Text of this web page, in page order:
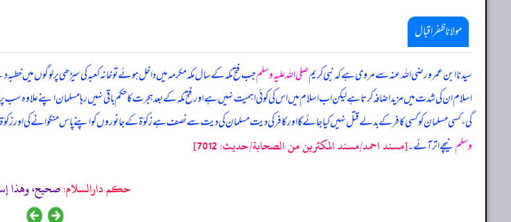
مولانا ظفر اقبال
سیدنا ابن عمرو رضی اللہ عنہ سے مروی ہے کہ نبی کریمصلی اللہ علیہ وسلمجب فتح مکہ کے سال مکہ مکرمہ میں داخل ہوئے تو خانہ کعبہ کی سیڑھی پر لوگوں میں
اسلام ان کی شدت میں مزید اضافہ کرتا ہے لیکن اب اسلام میں اس کی کوئی اہمیت نہیں ہے اور فتح مکہ کے بعد ہجرت کا حکم باقی نہیں رہا مسلمان اپنے
گی، کسی مسلمان کو کسی کافر کے بدلے قتل نہیں کیا جائے گا اور کافر کی دیت مسلمان کی دیت سے نصف ہے زکوٰۃ کے جانوروں کو اپنے پاس منگوانے کی اور
وسلمنیچے اتر آئے۔[مسند احمد/مسند المكثرين من الصحابة/حدیث: 7012]
حکم دارالسلام:صحيح، وهذا